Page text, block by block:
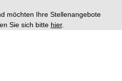
möchten Ihre Stellenangebote
Sie sich bitte hier.